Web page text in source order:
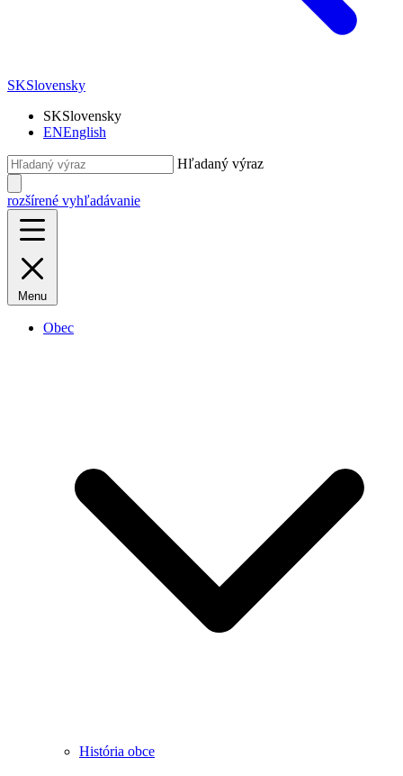
SKSlovensky
SKSlovensky
ENEnglish
Hľadaný výraz
rozšírené vyhľadávanie
Menu
Obec
História obce